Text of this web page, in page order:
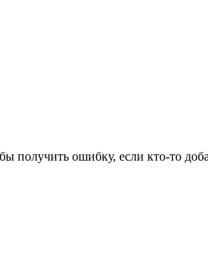
получить ошибку, если кто-то